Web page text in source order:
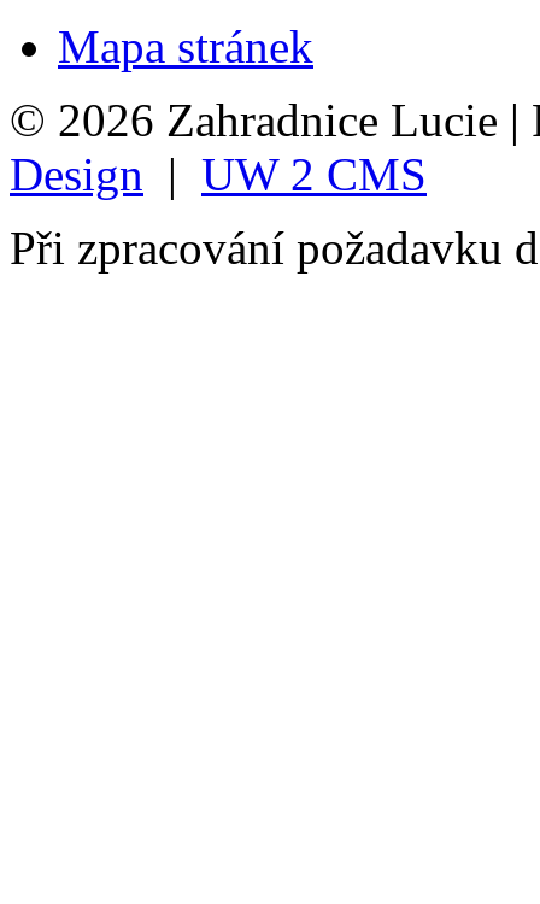
Mapa stránek
© 2026 Zahradnice Lucie |
Design | UW 2 CMS
Při zpracování požadavku